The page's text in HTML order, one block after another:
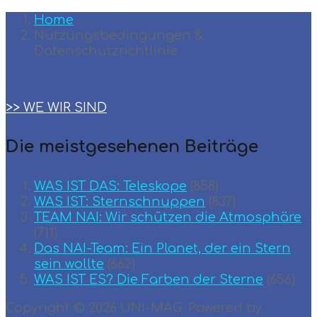
Home
Nutzungsbedingungen &
Datenschutzrichtlinie
>> WE WIR SIND
Die meistgesehenen Beiträge
WAS IST DAS: Teleskope (858)
WAS IST: Sternschnuppen (837)
TEAM ΝΑΙ: Wir schützen die Atmosphäre
(711)
Das NAI-Team: Ein Planet, der ein Stern
sein wollte (662)
WAS IST ES? Die Farben der Sterne (656)
Copyright © 2026 UNI-MAG. Powered by